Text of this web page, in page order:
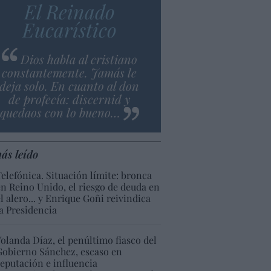
El Reinado
Eucarístico
Dios habla al cristiano
constantemente. Jamás le
deja solo. En cuanto al don
de profecía: discernid y
quedaos con lo bueno…
leído
Situación límite: bronca
Reino Unido, el riesgo de deuda en
alero... y Enrique Goñi reivindica
Presidencia
Díaz, el penúltimo fiasco del
Sánchez, escaso en
e influencia